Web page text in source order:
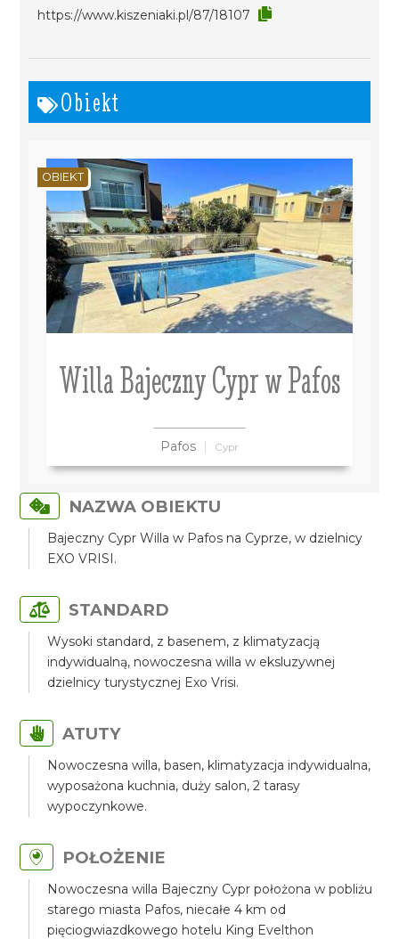
https://www.kiszeniaki.pl/87/18107
Obiekt
Willa Bajeczny Cypr w Pafos
Pafos Cypr
OBIEKT
NAZWA OBIEKTU
Bajeczny Cypr Willa w Pafos na Cyprze, w dzielnicy
EXO VRISI.
STANDARD
Wysoki standard, z basenem, z klimatyzacją
indywidualną, nowoczesna willa w eksluzywnej
dzielnicy turystycznej Exo Vrisi.
ATUTY
Nowoczesna willa, basen, klimatyzacja indywidualna,
wyposażona kuchnia, duży salon, 2 tarasy
wypoczynkowe.
POŁOŻENIE
Nowoczesna willa Bajeczny Cypr położona w pobliżu
starego miasta Pafos, niecałe 4 km od
pięciogwiazdkowego hotelu King Evelthon